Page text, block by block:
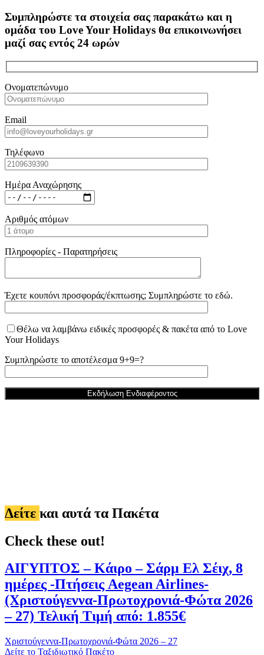
Συμπληρώστε τα στοιχεία σας παρακάτω και η
ομάδα του Love Your Holidays θα επικοινωνήσει
μαζί σας εντός 24 ωρών
Ονοματεπώνυμο
Email
Τηλέφωνο
Ημέρα Αναχώρησης
Αριθμός ατόμων
Πληροφορίες - Παρατηρήσεις
Έχετε κουπόνι προσφοράς/έκπτωσης; Συμπληρώστε το εδώ.
Θέλω να λαμβάνω ειδικές προσφορές & πακέτα από το Love
Your Holidays
Συμπληρώστε το αποτέλεσμα 9+9=?
Δείτε και αυτά τα Πακέτα
Check these out!
ΑΙΓΥΠΤΟΣ – Κάιρο – Σάρμ Ελ Σέιχ, 8
ημέρες -Πτήσεις Aegean Airlines-
(Χριστούγεννα-Πρωτοχρονιά-Φώτα 2026
– 27) Τελική Τιμή από: 1.855€
Χριστούγεννα-Πρωτοχρονιά-Φώτα 2026 – 27
Δείτε το Ταξιδιωτικό Πακέτο